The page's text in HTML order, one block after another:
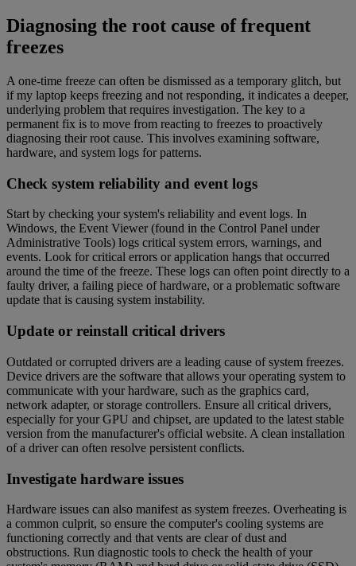
Diagnosing the root cause of frequent
freezes
A one-time freeze can often be dismissed as a temporary glitch, but
if my laptop keeps freezing and not responding, it indicates a deeper,
underlying problem that requires investigation. The key to a
permanent fix is to move from reacting to freezes to proactively
diagnosing their root cause. This involves examining software,
hardware, and system logs for patterns.
Check system reliability and event logs
Start by checking your system's reliability and event logs. In
Windows, the Event Viewer (found in the Control Panel under
Administrative Tools) logs critical system errors, warnings, and
events. Look for critical errors or application hangs that occurred
around the time of the freeze. These logs can often point directly to a
faulty driver, a failing piece of hardware, or a problematic software
update that is causing system instability.
Update or reinstall critical drivers
Outdated or corrupted drivers are a leading cause of system freezes.
Device drivers are the software that allows your operating system to
communicate with your hardware, such as the graphics card,
network adapter, or storage controllers. Ensure all critical drivers,
especially for your GPU and chipset, are updated to the latest stable
version from the manufacturer's official website. A clean installation
of a driver can often resolve persistent conflicts.
Investigate hardware issues
Hardware issues can also manifest as system freezes. Overheating is
a common culprit, so ensure the computer's cooling systems are
functioning correctly and that vents are clear of dust and
obstructions. Run diagnostic tools to check the health of your